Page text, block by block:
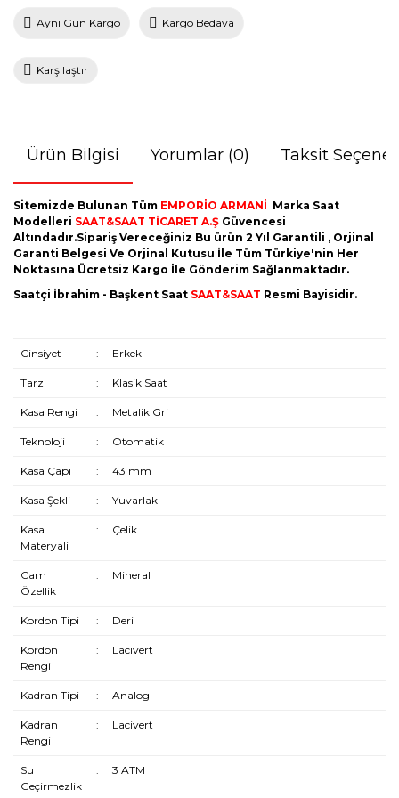
Aynı Gün Kargo Kargo Bedava
Karşılaştır
Ürün Bilgisi Yorumlar (0) Taksit
Sitemizde Bulunan Tüm EMPORİO ARMANİ Marka Saat
Modelleri SAAT&SAAT TİCARET A.Ş Güvencesi
Altındadır.Sipariş Vereceğiniz Bu ürün 2 Yıl Garantili , Orjinal
Garanti Belgesi Ve Orjinal Kutusu İle Tüm Türkiye'nin Her
Noktasına Ücretsiz Kargo İle Gönderim Sağlanmaktadır.
Saatçi İbrahim - Başkent Saat SAAT&SAAT Resmi Bayisidir.
Cinsiyet : Erkek
Tarz : Klasik Saat
Kasa Rengi : Metalik Gri
Teknoloji : Otomatik
Kasa Çapı : 43 mm
Kasa Şekli : Yuvarlak
Kasa
Materyali
: Çelik
Cam
Özellik
: Mineral
Kordon Tipi : Deri
Kordon
Rengi
: Lacivert
Kadran Tipi : Analog
Kadran
Rengi
: Lacivert
Su
Geçirmezlik
: 3 ATM